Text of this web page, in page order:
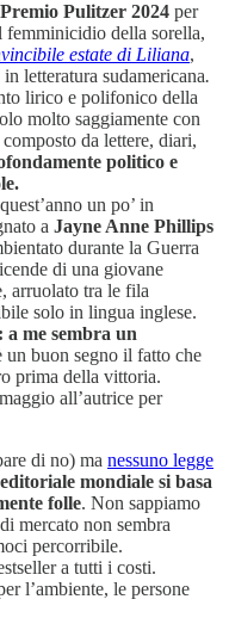
Pulitzer 2024 per
della sorella,
estate di Liliana,
letteratura sudamericana.
lirico e polifonico della
molto saggiamente con
da lettere, diari,
politico e
un po’ in
a Jayne Anne Phillips
durante la Guerra
di una giovane
arruolato tra le fila
solo in lingua inglese.
a me sembra un
un buon segno il fatto che
prima della vittoria.
all’autrice per
di no) ma nessuno legge
mondiale si basa
folle. Non sappiamo
mercato non sembra
percorribile.
a tutti i costi.
l’ambiente, le persone